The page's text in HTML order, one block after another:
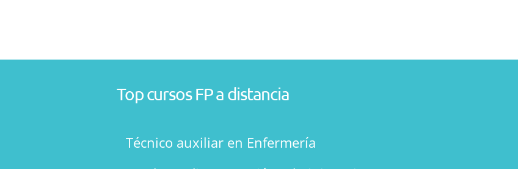
Top cursos FP a distancia
Técnico auxiliar en Enfermería